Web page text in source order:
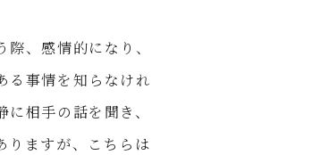
、感情的になり、
る事情を知らなけれ
相手の話を聞き、
りますが、こちらは